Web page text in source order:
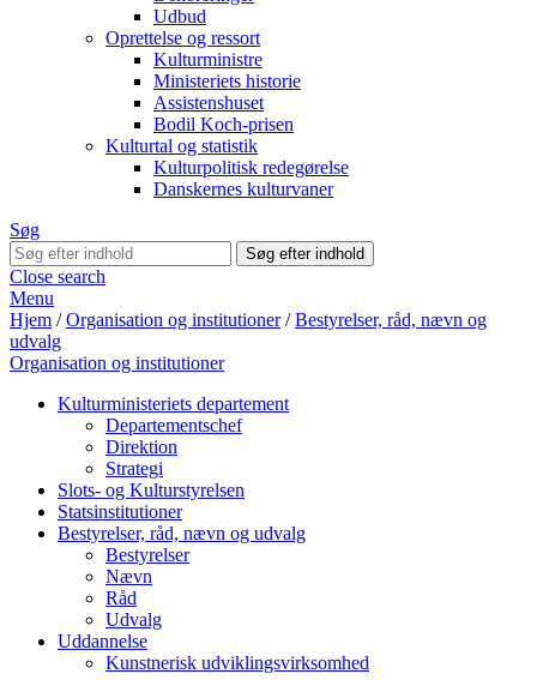
Udbud
Oprettelse og ressort
Kulturministre
Ministeriets historie
Assistenshuset
Bodil Koch-prisen
Kulturtal og statistik
Kulturpolitisk redegørelse
Danskernes kulturvaner
Søg
Close search
Menu
Hjem /Organisation og institutioner/Bestyrelser, råd, nævn og
udvalg
Organisation og institutioner
Kulturministeriets departement
Departementschef
Direktion
Strategi
Slots- og Kulturstyrelsen
Statsinstitutioner
Bestyrelser, råd, nævn og udvalg
Bestyrelser
Nævn
Råd
Udvalg
Uddannelse
Kunstnerisk udviklingsvirksomhed